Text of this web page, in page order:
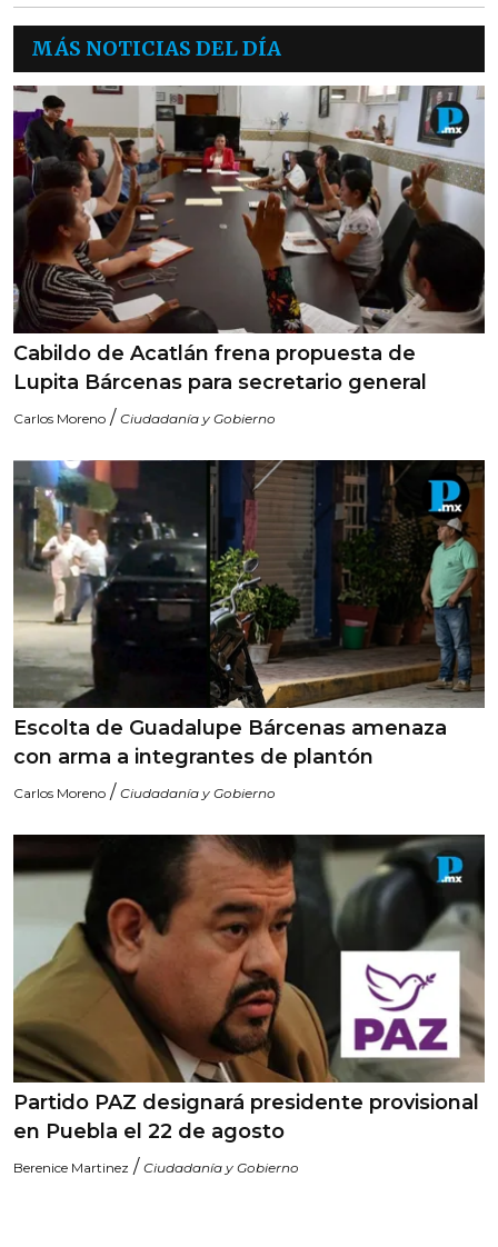
MÁS NOTICIAS DEL DÍA
Cabildo de Acatlán frena propuesta de
Lupita Bárcenas para secretario general
Carlos Moreno / Ciudadanía y Gobierno
Escolta de Guadalupe Bárcenas amenaza
con arma a integrantes de plantón
Carlos Moreno / Ciudadanía y Gobierno
Partido PAZ designará presidente provisional
en Puebla el 22 de agosto
Berenice Martinez / Ciudadanía y Gobierno